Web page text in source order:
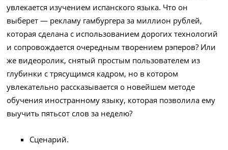
увлекается изучением испанского языка. Что он
выберет — рекламу гамбургера за миллион рублей,
которая сделана с использованием дорогих технологий
и сопровождается очередным творением рэперов? Или
же видеоролик, снятый простым пользователем из
глубинки с трясущимся кадром, но в котором
увлекательно рассказывается о новейшем методе
обучения иностранному языку, которая позволила ему
выучить пятьсот слов за неделю?
Сценарий.